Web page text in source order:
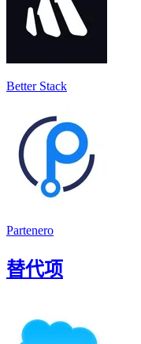
Better Stack
Partenero
替代项